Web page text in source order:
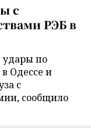
с
РЭБ в
удары по
Одессе и
с
сообщило